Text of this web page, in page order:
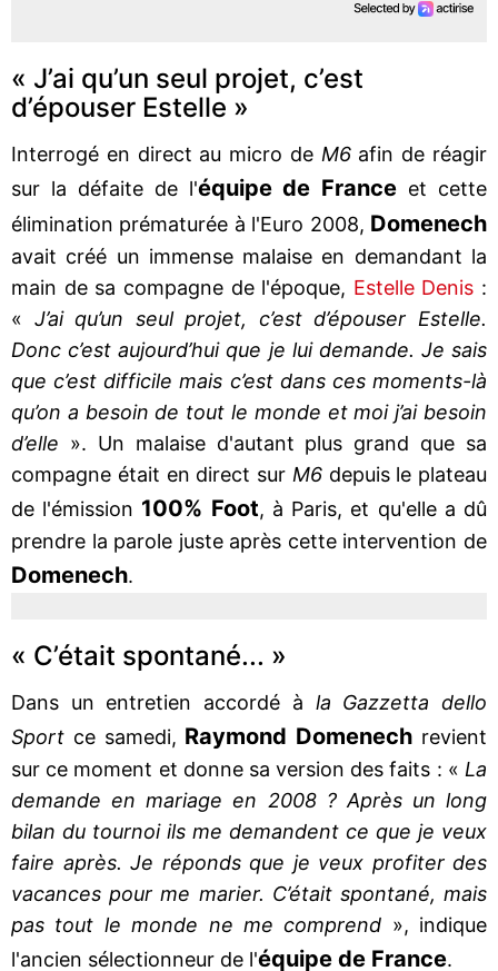
« J’ai qu’un seul projet, c’est
d’épouser Estelle »
Interrogé en direct au micro de M6afin de réagir
sur la défaite de l'équipe de France et cette
élimination prématurée à l'Euro 2008, Domenech
avait créé un immense malaise en demandant la
main de sa compagne de l'époque, Estelle Denis :
« J’ai qu’un seul projet, c’est d’épouser Estelle.
Donc c’est aujourd’hui que je lui demande. Je sais
que c’est difficile mais c’est dans ces moments-là
qu’on a besoin de tout le monde et moi j’ai besoin
d’elle ». Un malaise d'autant plus grand que sa
compagne était en direct sur M6depuis le plateau
de l'émission 100% Foot, à Paris, et qu'elle a dû
prendre la parole juste après cette intervention de
Domenech.
« C’était spontané... »
Dans un entretien accordé à la Gazzetta dello
Sport ce samedi, Raymond Domenech revient
sur ce moment et donne sa version des faits : « La
demande en mariage en 2008 ? Après un long
bilan du tournoi ils me demandent ce que je veux
faire après. Je réponds que je veux profiter des
vacances pour me marier. C’était spontané, mais
pas tout le monde ne me comprend », indique
l'ancien sélectionneur de l'équipe de France.